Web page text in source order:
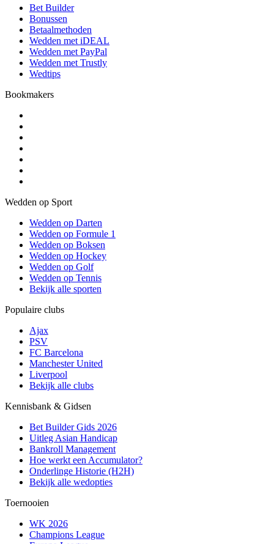
Bet Builder
Bonussen
Betaalmethoden
Wedden met iDEAL
Wedden met PayPal
Wedden met Trustly
Wedtips
Bookmakers
Wedden op Sport
Wedden op Darten
Wedden op Formule 1
Wedden op Boksen
Wedden op Hockey
Wedden op Golf
Wedden op Tennis
Bekijk alle sporten
Populaire clubs
Ajax
PSV
FC Barcelona
Manchester United
Liverpool
Bekijk alle clubs
Kennisbank & Gidsen
Bet Builder Gids 2026
Uitleg Asian Handicap
Bankroll Management
Hoe werkt een Accumulator?
Onderlinge Historie (H2H)
Bekijk alle wedopties
Toernooien
WK 2026
Champions League